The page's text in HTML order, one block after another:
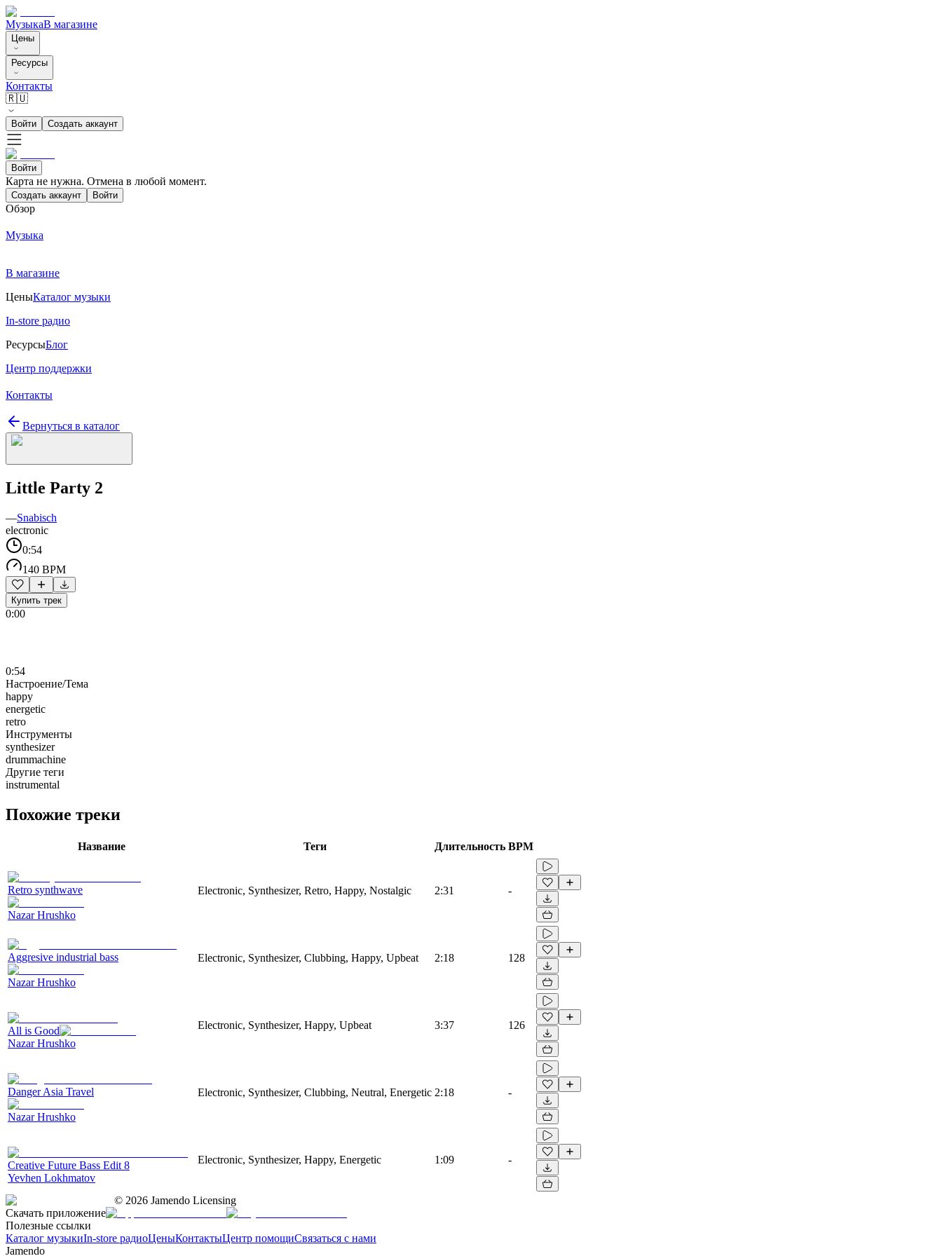
МузыкаВ магазине
Цены
Ресурсы
Контакты
🇷🇺
Войти Создать аккаунт
Войти
Карта не нужна. Отмена в любой момент.
Создать аккаунт Войти
Обзор
Музыка
В магазине
ЦеныКаталог музыки
In-store радио
РесурсыБлог
Центр поддержки
Контакты
Вернуться в каталог
Little Party 2
—Snabisch
electronic
0:54
140 BPM
Купить трек
0:00
0:54
Настроение/Тема
happy
energetic
retro
Инструменты
synthesizer
drummachine
Другие теги
instrumental
Похожие треки
Название Теги Длительность BPM
Retro synthwave
Nazar Hrushko
Electronic, Synthesizer, Retro, Happy, Nostalgic 2:31 -
Aggresive industrial bass
Nazar Hrushko
Electronic, Synthesizer, Clubbing, Happy, Upbeat 2:18 128
All is Good
Nazar Hrushko
Electronic, Synthesizer, Happy, Upbeat 3:37 126
Danger Asia Travel
Nazar Hrushko
Electronic, Synthesizer, Clubbing, Neutral, Energetic 2:18 -
Creative Future Bass Edit 8
Yevhen Lokhmatov
Electronic, Synthesizer, Happy, Energetic 1:09 -
© 2026 Jamendo Licensing
Скачать приложение
Полезные ссылки
Каталог музыкиIn-store радиоЦеныКонтактыЦентр помощиСвязаться с нами
Jamendo